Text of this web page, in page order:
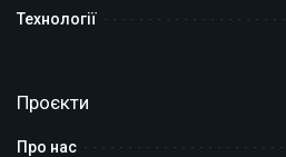
Технології
Проєкти
Про нас